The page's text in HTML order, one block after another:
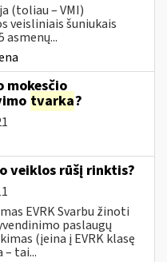
(toliau – VMI)
veisliniais šuniukais
asmenų...
tvarka?
veiklos rūšį rinktis?
EVRK Svarbu žinoti
paslaugų
(įeina į EVRK klasę
tai...